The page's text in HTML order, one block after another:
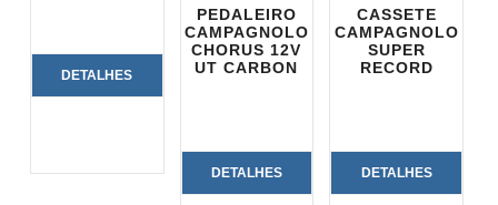
DETALHES
PEDALEIRO
CAMPAGNOLO
CHORUS 12V
UT CARBON
DETALHES
CASSETE
CAMPAGNOLO
SUPER
RECORD
DETALHES